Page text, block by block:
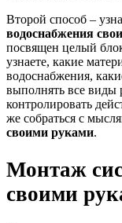
Второй способ –
водоснабжения
посвящен целый
узнаете, какие
водоснабжения,
выполнять все виды
контролировать
же собраться с
своими руками.
Монтаж
своими